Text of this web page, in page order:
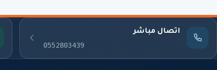
اتصال مباشر
0552803439